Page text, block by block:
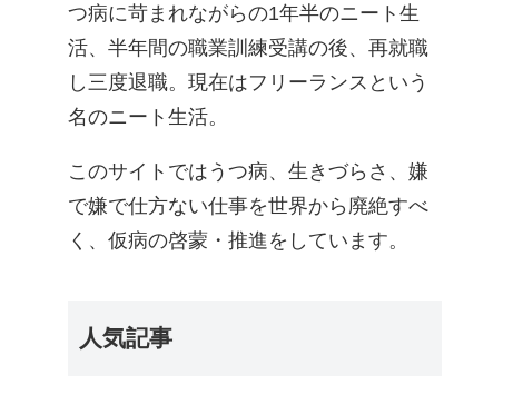
つ病に苛まれながらの1年半のニート生
活、半年間の職業訓練受講の後、再就職
し三度退職。現在はフリーランスという
名のニート生活。
このサイトではうつ病、生きづらさ、嫌
で嫌で仕方ない仕事を世界から廃絶すべ
く、仮病の啓蒙・推進をしています。
人気記事